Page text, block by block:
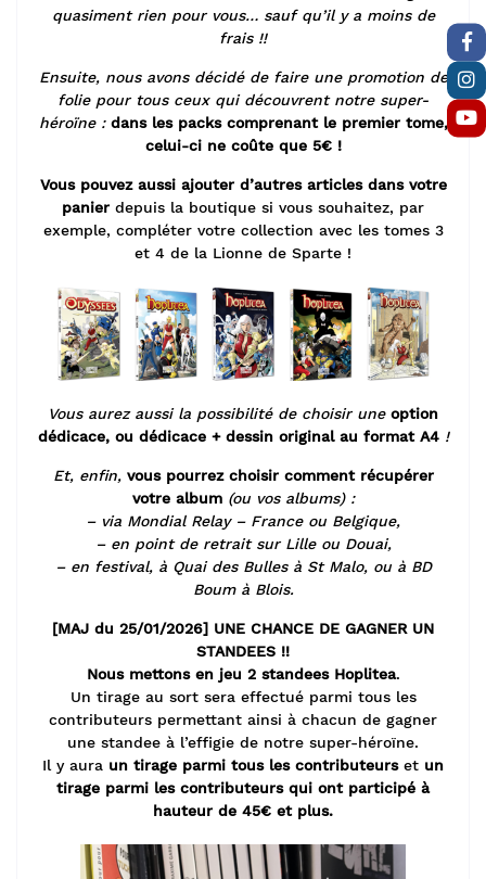
quasiment rien pour vous… sauf qu’il y a moins de
frais !!
Ensuite, nous avons décidé de faire une promotion de
folie pour tous ceux qui découvrent notre super-
héroïne : dans les packs comprenant le premier tome,
celui-ci ne coûte que 5€ !
Vous pouvez aussi ajouter d’autres articles dans votre
panier depuis la boutique si vous souhaitez, par
exemple, compléter votre collection avec les tomes 3
et 4 de la Lionne de Sparte !
Vous aurez aussi la possibilité de choisir une option
dédicace, ou dédicace + dessin original au format A4!
Et, enfin, vous pourrez choisir comment récupérer
votre album(ou vos albums) :
– via Mondial Relay – France ou Belgique,
– en point de retrait sur Lille ou Douai,
– en festival, à Quai des Bulles à St Malo, ou à BD
Boum à Blois.
[MAJ du 25/01/2026] UNE CHANCE DE GAGNER UN
STANDEES !!
Nous mettons en jeu 2 standees Hoplitea.
Un tirage au sort sera effectué parmi tous les
contributeurs permettant ainsi à chacun de gagner
une standee à l’effigie de notre super-héroïne.
Il y aura un tirage parmi tous les contributeurset un
tirage parmi les contributeurs qui ont participé à
hauteur de 45€ et plus.